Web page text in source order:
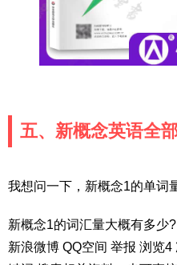
五、新概念英语全
我想问一下，新概念1的单词
新概念1的词汇量大概有多少
新浪微博 QQ空间 举报 浏览